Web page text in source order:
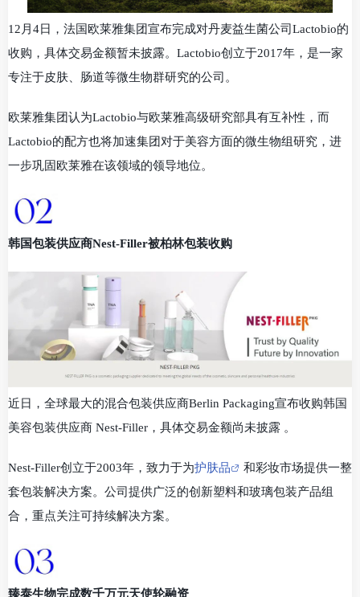
12月4日，法国欧莱雅集团宣布完成对丹麦益生菌公司Lactobio的
收购，具体交易金额暂未披露。Lactobio创立于2017年，是一家
专注于皮肤、肠道等微生物群研究的公司。
欧莱雅集团认为Lactobio与欧莱雅高级研究部具有互补性，而
Lactobio的配方也将加速集团对于美容方面的微生物组研究，进
一步巩固欧莱雅在该领域的领导地位。
韩国包装供应商Nest-Filler被柏林包装收购
近日，全球最大的混合包装供应商Berlin Packaging宣布收购韩国
美容包装供应商 Nest-Filler，具体交易金额尚未披露 。
Nest-Filler创立于2003年，致力于为护肤品
和彩妆市场提供一整
套包装解决方案。公司提供广泛的创新塑料和玻璃包装产品组
合，重点关注可持续解决方案。
臻泰生物完成数千万元天使轮融资